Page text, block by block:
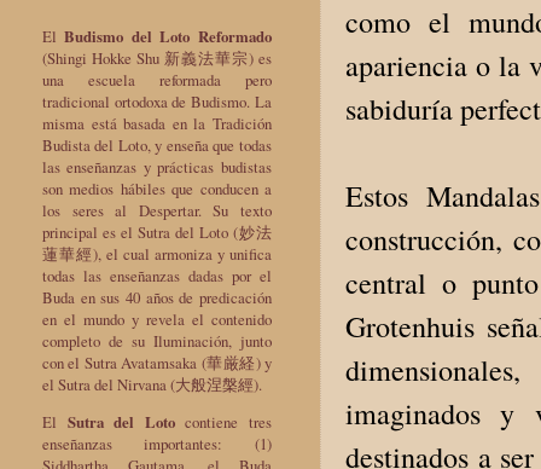
como el
apariencia o la
sabiduría
Estos
construcción,
central o
Grotenhuis
imaginados y
destinados a
ElBudismo del Loto Reformado
(Shingi Hokke Shu 新義法華宗) es
una escuela reformada pero
tradicional ortodoxa de Budismo. La
misma está basada en la Tradición
Budista del Loto, y enseña que todas
las enseñanzas y prácticas budistas
son medios hábiles que conducen a
los seres al Despertar. Su texto
principal es el Sutra del Loto (妙法
蓮華經), el cual armoniza y unifica
todas las enseñanzas dadas por el
Buda en sus 40 años de predicación
en el mundo y revela el contenido
completo de su Iluminación, junto
con el Sutra Avatamsaka (華厳経) y
el Sutra del Nirvana (大般涅槃經).
El Sutra del Lotocontiene tres
enseñanzas importantes: (1)